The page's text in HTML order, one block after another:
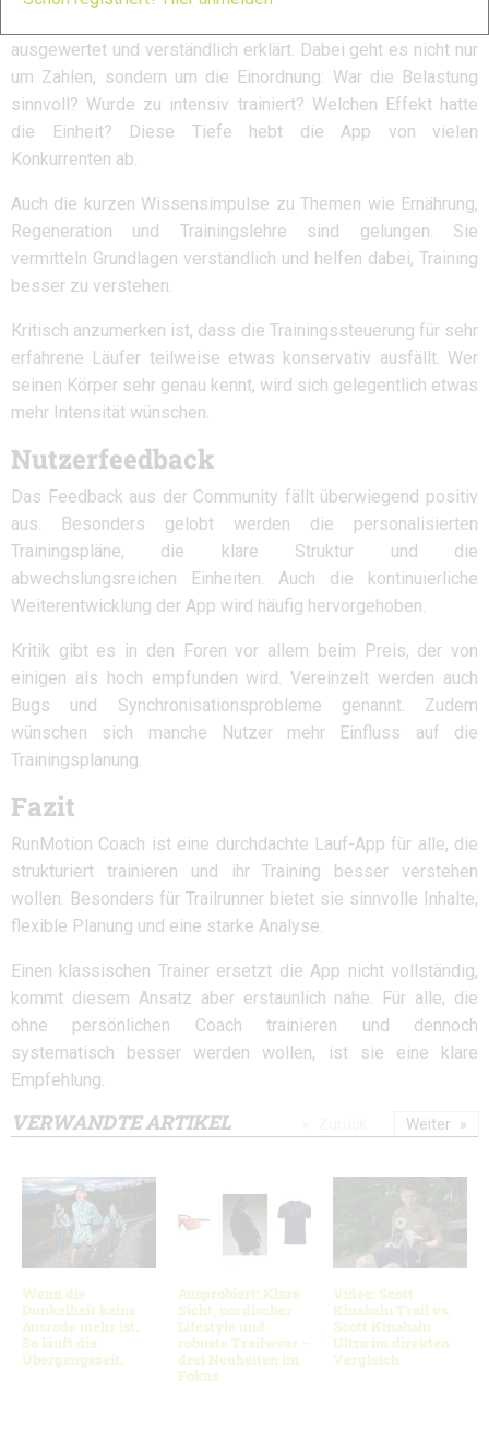
ausgewertet und verständlich erklärt. Dabei geht es nicht nur
um Zahlen, sondern um die Einordnung: War die Belastung
sinnvoll? Wurde zu intensiv trainiert? Welchen Effekt hatte
die Einheit? Diese Tiefe hebt die App von vielen
Konkurrenten ab.
Auch die kurzen Wissensimpulse zu Themen wie Ernährung,
Regeneration und Trainingslehre sind gelungen. Sie
vermitteln Grundlagen verständlich und helfen dabei, Training
besser zu verstehen.
Kritisch anzumerken ist, dass die Trainingssteuerung für sehr
erfahrene Läufer teilweise etwas konservativ ausfällt. Wer
seinen Körper sehr genau kennt, wird sich gelegentlich etwas
mehr Intensität wünschen.
Nutzerfeedback
Das Feedback aus der Community fällt überwiegend positiv
aus. Besonders gelobt werden die personalisierten
Trainingspläne, die klare Struktur und die
abwechslungsreichen Einheiten. Auch die kontinuierliche
Weiterentwicklung der App wird häufig hervorgehoben.
Kritik gibt es in den Foren vor allem beim Preis, der von
einigen als hoch empfunden wird. Vereinzelt werden auch
Bugs und Synchronisationsprobleme genannt. Zudem
wünschen sich manche Nutzer mehr Einfluss auf die
Trainingsplanung.
Fazit
RunMotion Coach ist eine durchdachte Lauf-App für alle, die
strukturiert trainieren und ihr Training besser verstehen
wollen. Besonders für Trailrunner bietet sie sinnvolle Inhalte,
flexible Planung und eine starke Analyse.
Einen klassischen Trainer ersetzt die App nicht vollständig,
kommt diesem Ansatz aber erstaunlich nahe. Für alle, die
ohne persönlichen Coach trainieren und dennoch
systematisch besser werden wollen, ist sie eine klare
Empfehlung.
VERWANDTE ARTIKEL
Wenn die
Dunkelheit keine
Ausrede mehr ist.
So läuft die
Übergangszeit.
Ausprobiert: Klare
Sicht, nordischer
Lifestyle und
robuste Trailwear –
drei Neuheiten im
Fokus
Video: Scott
Kinabalu Trail vs.
Scott Kinabalu
Ultra im direkten
Vergleich
Weiter